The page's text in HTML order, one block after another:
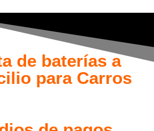
de baterías a
para Carros